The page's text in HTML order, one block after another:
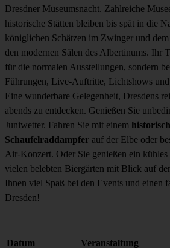
Dresdner Museumsnacht. Zahlreiche
historische Stätten bleiben bis spät in die
königlichen Schätzen im Zwinger und dem
den modernen Sälen des Albertinums. Ihr
für die normalen Ausstellungen, sondern
Führungen, Live-Auftritte, Lichtshows
Eine wunderbare Gelegenheit, Dresdens
abends zu entdecken. Genießen Sie
Juniwetter. Fahren Sie mit einem
Schaufelraddampfer auf der Elbe oder
Air-Konzert. Oder Sie genießen ein
vielen belebten Biergärten mit Blick auf
Ihnen viel Spaß bei den Events und einen
Dresden!
Datum Veranstaltung